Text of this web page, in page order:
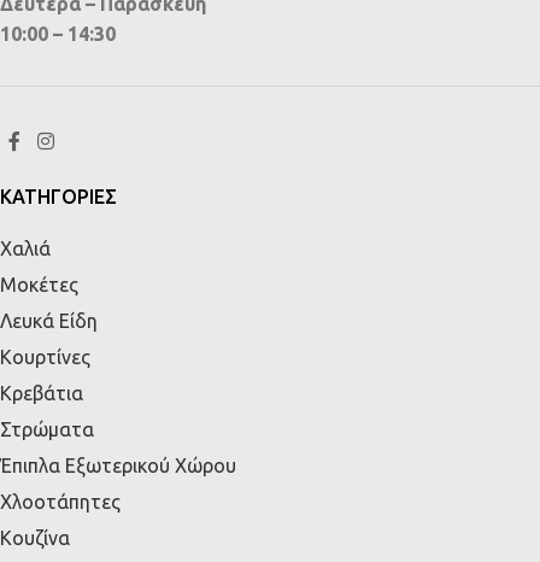
10:00 – 14:30
ΚΑΤΗΓΟΡΙΕΣ
Χαλιά
Μοκέτες
Λευκά Είδη
Κουρτίνες
Κρεβάτια
Στρώματα
Έπιπλα Εξωτερικού Χώρου
Χλοοτάπητες
Κουζίνα